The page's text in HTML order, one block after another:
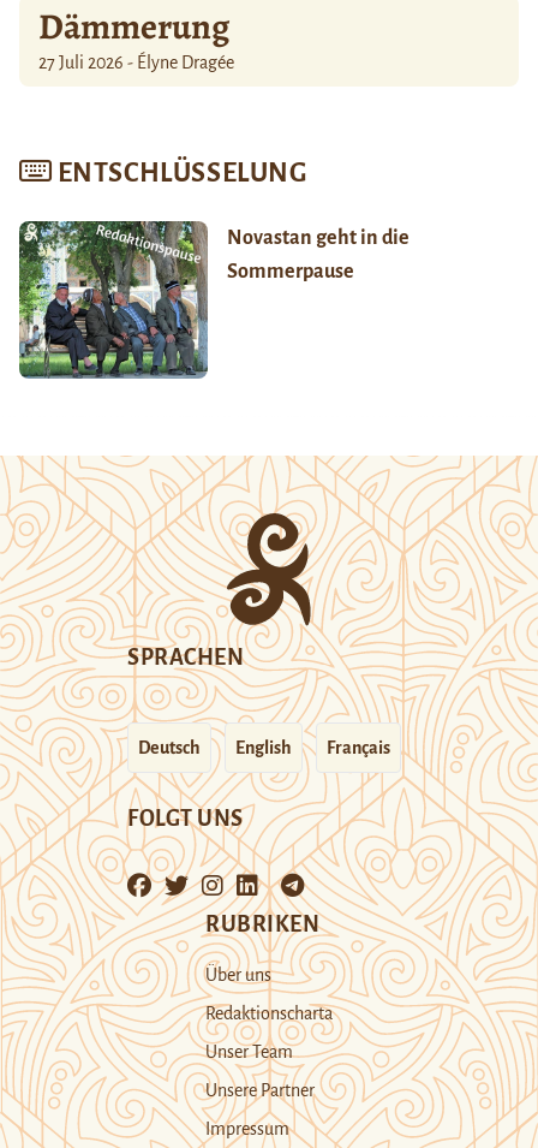
Dämmerung
27 Juli 2026 - Élyne Dragée
ENTSCHLÜSSELUNG
Novastan geht in die
Sommerpause
SPRACHEN
Deutsch English Français
FOLGT UNS
RUBRIKEN
Über uns
Redaktionscharta
Unser Team
Unsere Partner
Impressum